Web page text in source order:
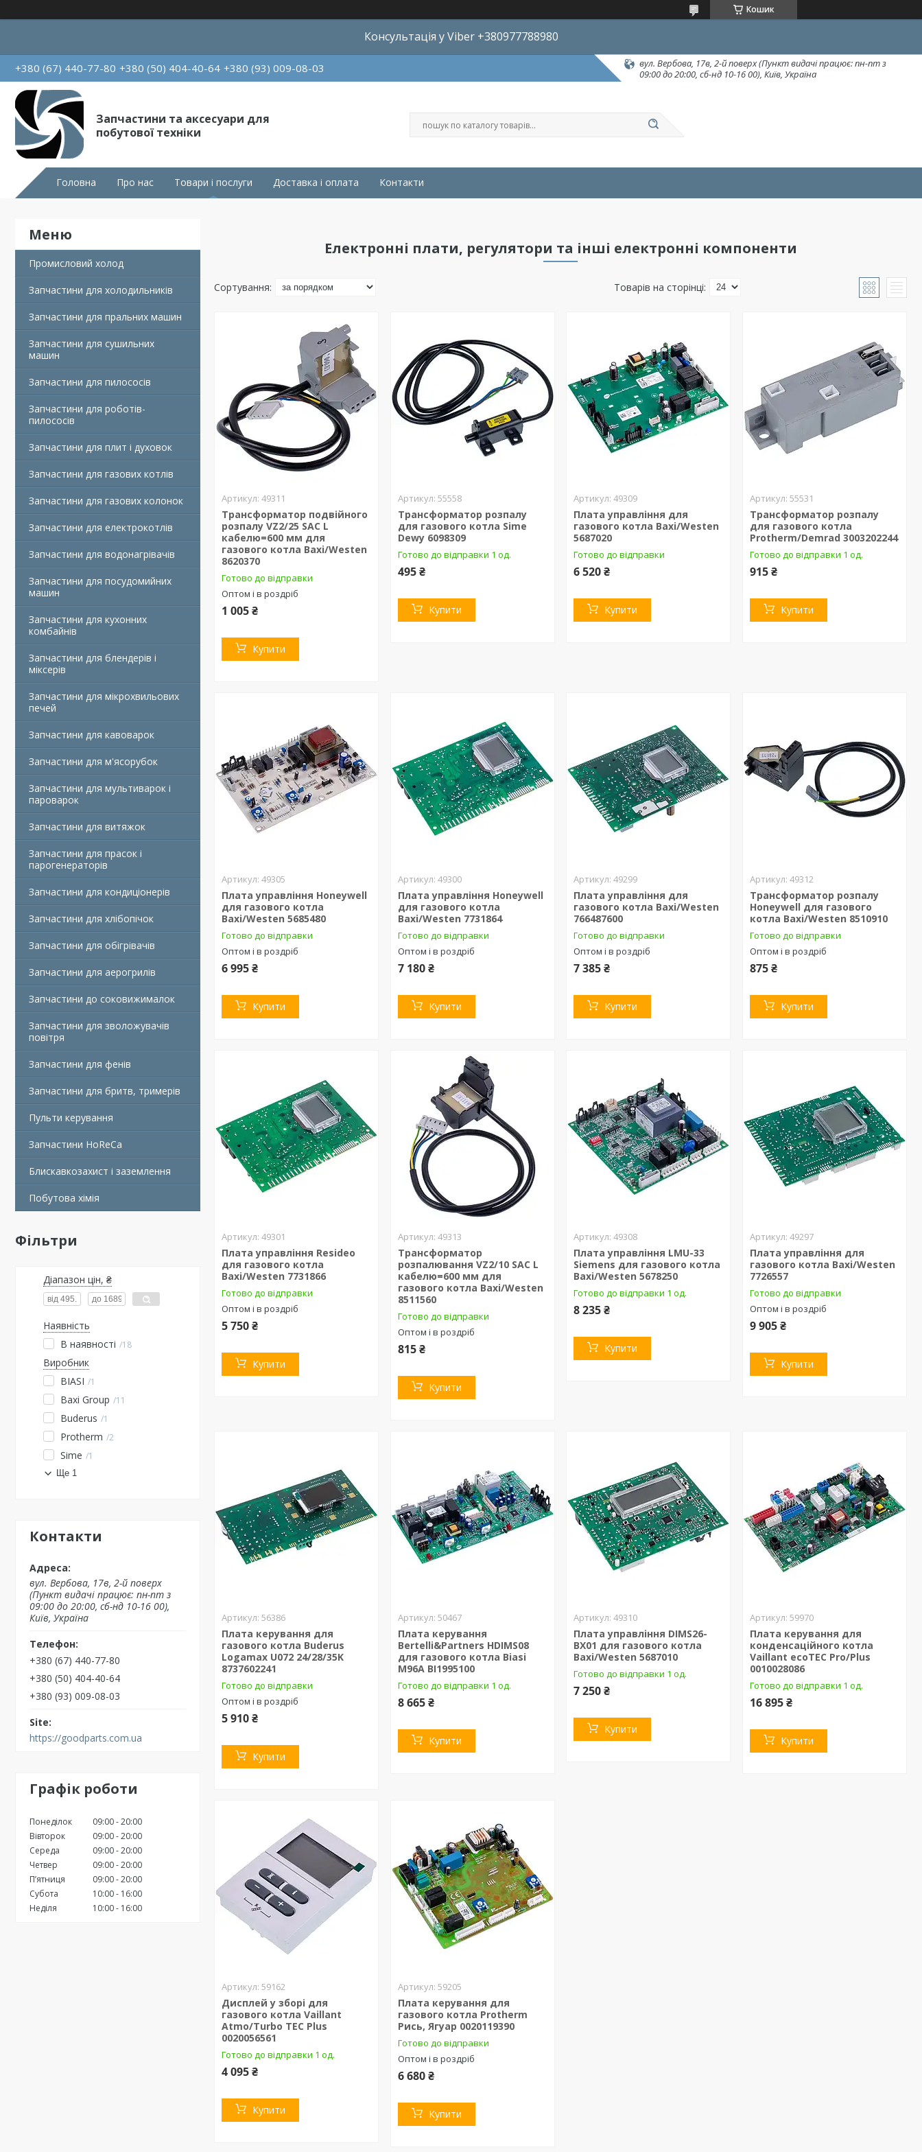
Кошик
Консультація у Viber +380977788980
+380 (67) 440-77-80 +380 (50) 404-40-64 +380 (93) 009-08-03
вул. Вербова, 17в, 2-й поверх (Пункт видачі працює: пн-пт з
09:00 до 20:00, сб-нд 10-16 00), Київ, Україна
Запчастини та аксесуари для
побутової техніки
Головна Про нас Товари і послуги Доставка і оплата Контакти
Промисловий холод
Запчастини для холодильників
Запчастини для пральних машин
Запчастини для сушильних
машин
Запчастини для пилососів
Запчастини для роботів-
пилососів
Запчастини для плит і духовок
Запчастини для газових котлів
Запчастини для газових колонок
Запчастини для електрокотлів
Запчастини для водонагрівачів
Запчастини для посудомийних
машин
Запчастини для кухонних
комбайнів
Запчастини для блендерів і
міксерів
Запчастини для мікрохвильових
печей
Запчастини для кавоварок
Запчастини для м'ясорубок
Запчастини для мультиварок і
пароварок
Запчастини для витяжок
Запчастини для прасок і
парогенераторів
Запчастини для кондиціонерів
Запчастини для хлібопічок
Запчастини для обігрівачів
Запчастини для аерогрилів
Запчастини до соковижималок
Запчастини для зволожувачів
повітря
Запчастини для фенів
Запчастини для бритв, тримерів
Пульти керування
Запчастини HoReCa
Блискавкозахист і заземлення
Побутова хімія
Фільтри
Діапазон цін, ₴
Наявність
В наявності
18
Виробник
BIASI
1
Baxi Group 11
Buderus 1
Protherm 2
Sime 1
Ще 1
Контакти
вул. Вербова, 17в, 2-й поверх
(Пункт видачі працює: пн-пт з
09:00 до 20:00, сб-нд 10-16 00),
Київ, Україна
+380 (67) 440-77-80
+380 (50) 404-40-64
+380 (93) 009-08-03
https://goodparts.com.ua
Графік роботи
Понеділок 09:00 20:00
Вівторок
09:00 20:00
Середа
09:00 20:00
Четвер
09:00 20:00
Пʼятниця
09:00 20:00
Субота
10:00
16:00
Неділя
10:00 16:00
Електронні плати, регулятори та інші електронні компоненти
49311
Трансформатор подвійного
розпалу VZ2/25 SAC L
кабелю=600 мм для
газового котла Baxi/Westen
8620370
Готово до відправки
Оптом і в роздріб
1 005 ₴
Купити
55558
Трансформатор розпалу
для газового котла Sime
Dewy 6098309
Готово до відправки 1 од.
495 ₴
Купити
49309
Плата управління для
газового котла Baxi/Westen
5687020
Готово до відправки
6 520 ₴
Купити
55531
Трансформатор розпалу
для газового котла
Protherm/Demrad 3003202244
Готово до відправки 1 од.
915 ₴
Купити
49305
Плата управління Honeywell
для газового котла
Baxi/Westen 5685480
Готово до відправки
Оптом і в роздріб
6 995 ₴
Купити
49300
Плата управління Honeywell
для газового котла
Baxi/Westen 7731864
Готово до відправки
Оптом і в роздріб
7 180 ₴
Купити
49299
Плата управління для
газового котла Baxi/Westen
766487600
Готово до відправки
Оптом і в роздріб
7 385 ₴
Купити
49312
Трансформатор розпалу
Honeywell для газового
котла Baxi/Westen 8510910
Готово до відправки
Оптом і в роздріб
875 ₴
Купити
49301
Плата управління Resideo
для газового котла
Baxi/Westen 7731866
Готово до відправки
Оптом і в роздріб
5 750 ₴
Купити
49313
Трансформатор
розпалювання VZ2/10 SAC L
кабелю=600 мм для
газового котла Baxi/Westen
8511560
Готово до відправки
Оптом і в роздріб
815 ₴
Купити
49308
Плата управління LMU-33
Siemens для газового котла
Baxi/Westen 5678250
Готово до відправки 1 од.
8 235 ₴
Купити
49297
Плата управління для
газового котла Baxi/Westen
7726557
Готово до відправки
Оптом і в роздріб
9 905 ₴
Купити
56386
Плата керування для
газового котла Buderus
Logamax U072 24/28/35K
8737602241
Готово до відправки
Оптом і в роздріб
5 910 ₴
Купити
50467
Плата керування
Bertelli&Partners HDIMS08
для газового котла Biasi
M96А BI1995100
Готово до відправки 1 од.
8 665 ₴
Купити
49310
Плата управління DIMS26-
BX01 для газового котла
Baxi/Westen 5687010
Готово до відправки 1 од.
7 250 ₴
Купити
59970
Плата керування для
конденсаційного котла
Vaillant ecoTEC Pro/Plus
0010028086
Готово до відправки 1 од.
16 895 ₴
Купити
59162
Дисплей у зборі для
газового котла Vaillant
Atmo/Turbo TEC Plus
0020056561
Готово до відправки 1 од.
4 095 ₴
Купити
59205
Плата керування для
газового котла Protherm
Рись, Ягуар 0020119390
Готово до відправки
Оптом і в роздріб
6 680 ₴
Купити